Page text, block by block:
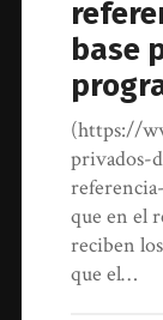
base
(https://
privados-
que en el
reciben
que el…